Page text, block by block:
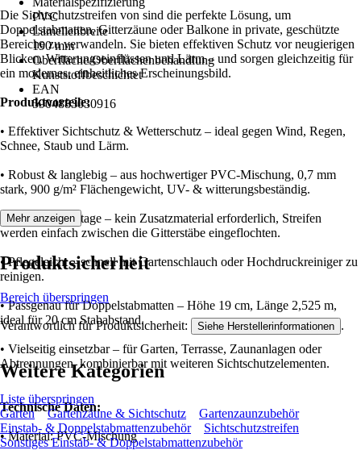
PVC
Lamellenbreite
190 mm
Oberfläche/Oberflächenbehandlung
Kunststoffbeschichtet
EAN
5904883030916
Die Sichtschutzstreifen von sind die perfekte Lösung, um
Doppelstabmatten, Gitterzäune oder Balkone in private, geschützte
Bereiche zu verwandeln. Sie bieten effektiven Schutz vor neugierigen
Blicken, Witterungseinflüssen und Lärm – und sorgen gleichzeitig für
ein modernes, einheitliches Erscheinungsbild.
Produktvorteile:
• Effektiver Sichtschutz & Wetterschutz – ideal gegen Wind, Regen,
Schnee, Staub und Lärm.
• Robust & langlebig – aus hochwertiger PVC-Mischung, 0,7 mm
stark, 900 g/m² Flächengewicht, UV- & witterungsbeständig.
• Einfache Montage – kein Zusatzmaterial erforderlich, Streifen
werden einfach zwischen die Gitterstäbe eingeflochten.
• Pflegeleicht – schnell mit Gartenschlauch oder Hochdruckreiniger zu
reinigen.
• Passgenau für Doppelstabmatten – Höhe 19 cm, Länge 2,525 m,
ideal für 20 cm Stababstand.
• Vielseitig einsetzbar – für Garten, Terrasse, Zaunanlagen oder
Abtrennungen, kombinierbar mit weiteren Sichtschutzelementen.
Technische Daten:
• Material: PVC-Mischung
Mehr anzeigen
Produktsicherheit
Bereich überspringen
Verantwortlich für Produktsicherheit: Siehe Herstellerinformationen .
Weitere Kategorien
Liste überspringen
Garten
Gartenzäune & Sichtschutz
Gartenzaunzubehör
Einstab- & Doppelstabmattenzubehör
Sichtschutzstreifen
Sonstiges Einstab- & Doppelstabmattenzubehör